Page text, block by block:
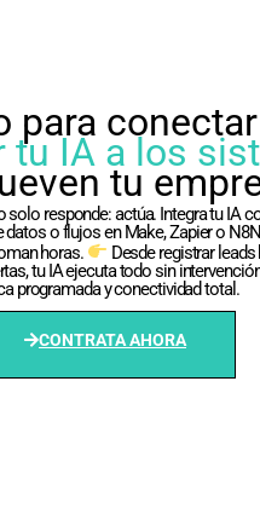
para
tu IA a los
tu
solo responde: actúa. Integra tu IA
o flujos en Make, Zapier o
horas.
Desde registrar leads
tu IA ejecuta todo sin
programada y conectividad total.
CONTRATA AHORA